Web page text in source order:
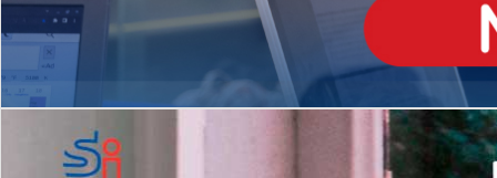
Matrículas Abertas 2026
2º AO 5º ANO FUNDAMENTAL